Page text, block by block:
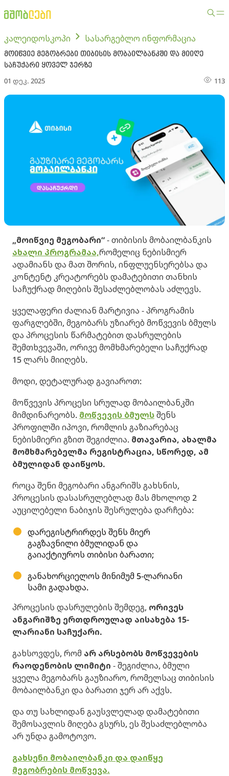
კალეიდოსკოპი სასარგებლო ინფორმაცია
მოიწვიე მეგობრები თიბისის მობაილბანკში და მიიღე
საჩუქარი ყოველ ჯერზე
01 დეკ. 2025 113
„მოიწვიე მეგობარი“- თიბისის მობაილბანკის
ახალი პროგრამაა,რომელიც ნებისმიერ
ადამიანს და მათ შორის, ინფლუენსერებსა და
კონტენტ კრეატორებს დამატებითი თანხის
საჩუქრად მიღების შესაძლებლობას აძლევს.
ყველაფერი ძალიან მარტივია - პროგრამის
ფარგლებში, მეგობარს უზიარებ მოწვევის ბმულს
და პროცესის წარმატებით დასრულების
შემთხვევაში, ორივე მომხმარებელი საჩუქრად
15 ლარს მიიღებს.
მოდი, დეტალურად გავიაროთ:
მოწვევის პროცესი სრულად მობაილბანკში
მიმდინარეობს. მოწვევის ბმულსშენს
პროფილში იპოვი, რომლის გაზიარებაც
ნებისმიერი გზით შეგიძლია. მთავარია, ახალმა
მომხმარებელმა რეგისტრაცია, სწორედ, ამ
ბმულიდან დაიწყოს.
როცა შენი მეგობარი ანგარიშს გახსნის,
პროცესის დასასრულებლად მას მხოლოდ 2
აუცილებელი ნაბიჯის შესრულება დარჩება:
დარეგისტრირდეს შენს მიერ
გაგზავნილი ბმულიდან და
გაიაქტიუროს თიბისი ბარათი;
განახორციელოს მინიმუმ 5-ლარიანი
სამი გადახდა.
პროცესის დასრულების შემდეგ, ორივეს
ანგარიშზე ერთდროულად აისახება 15-
ლარიანი საჩუქარი.
გახსოვდეს, რომ არ არსებობს მოწვევების
რაოდენობის ლიმიტი - შეგიძლია, ბმული
ყველა მეგობარს გაუზიარო, რომელსაც თიბისის
მობაილბანკი და ბარათი ჯერ არ აქვს.
და თუ სახლიდან გაუსვლელად დამატებითი
შემოსავლის მიღება გსურს, ეს შესაძლებლობა
არ უნდა გამოტოვო.
გახსენი მობაილბანკი და დაიწყე
მეგობრების მოწვევა.